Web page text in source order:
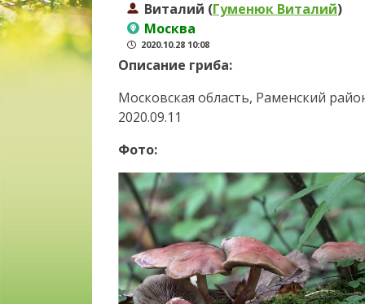
Виталий (Гуменюк Виталий)
Москва
2020.10.28 10:08
Описание гриба:
Московская область, Раменский
2020.09.11
Фото: